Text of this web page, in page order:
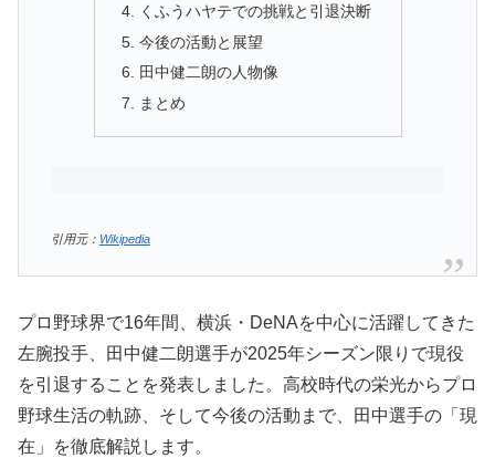
くふうハヤテでの挑戦と引退決断
今後の活動と展望
田中健二朗の人物像
まとめ
引用元： Wikipedia
プロ野球界で16年間、横浜・DeNAを中心に活躍してきた
左腕投手、田中健二朗選手が2025年シーズン限りで現役
を引退することを発表しました。高校時代の栄光からプロ
野球生活の軌跡、そして今後の活動まで、田中選手の「現
在」を徹底解説します。